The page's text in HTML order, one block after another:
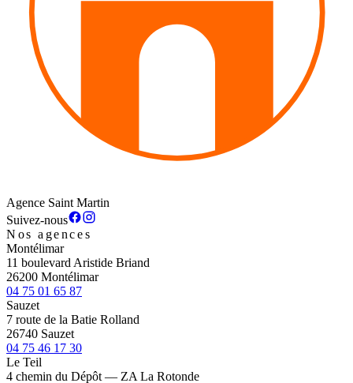
Agence Saint Martin
Suivez-nous
Nos agences
Montélimar
11 boulevard Aristide Briand
26200 Montélimar
04 75 01 65 87
Sauzet
7 route de la Batie Rolland
26740 Sauzet
04 75 46 17 30
Le Teil
4 chemin du Dépôt — ZA La Rotonde